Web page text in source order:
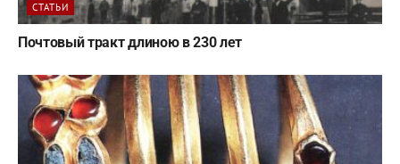
СТАТЬИ
Почтовый тракт длиною в 230 лет